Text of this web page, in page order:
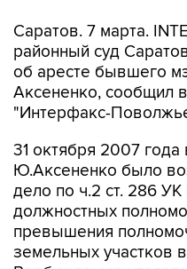
Саратов. 7 марта.
районный суд
об аресте бывшего
Аксененко, сообщил в
"Интерфакс-
31 октября 2007
Ю.Аксененко было
дело по ч.2 ст. 286
должностных
превышения
земельных участков